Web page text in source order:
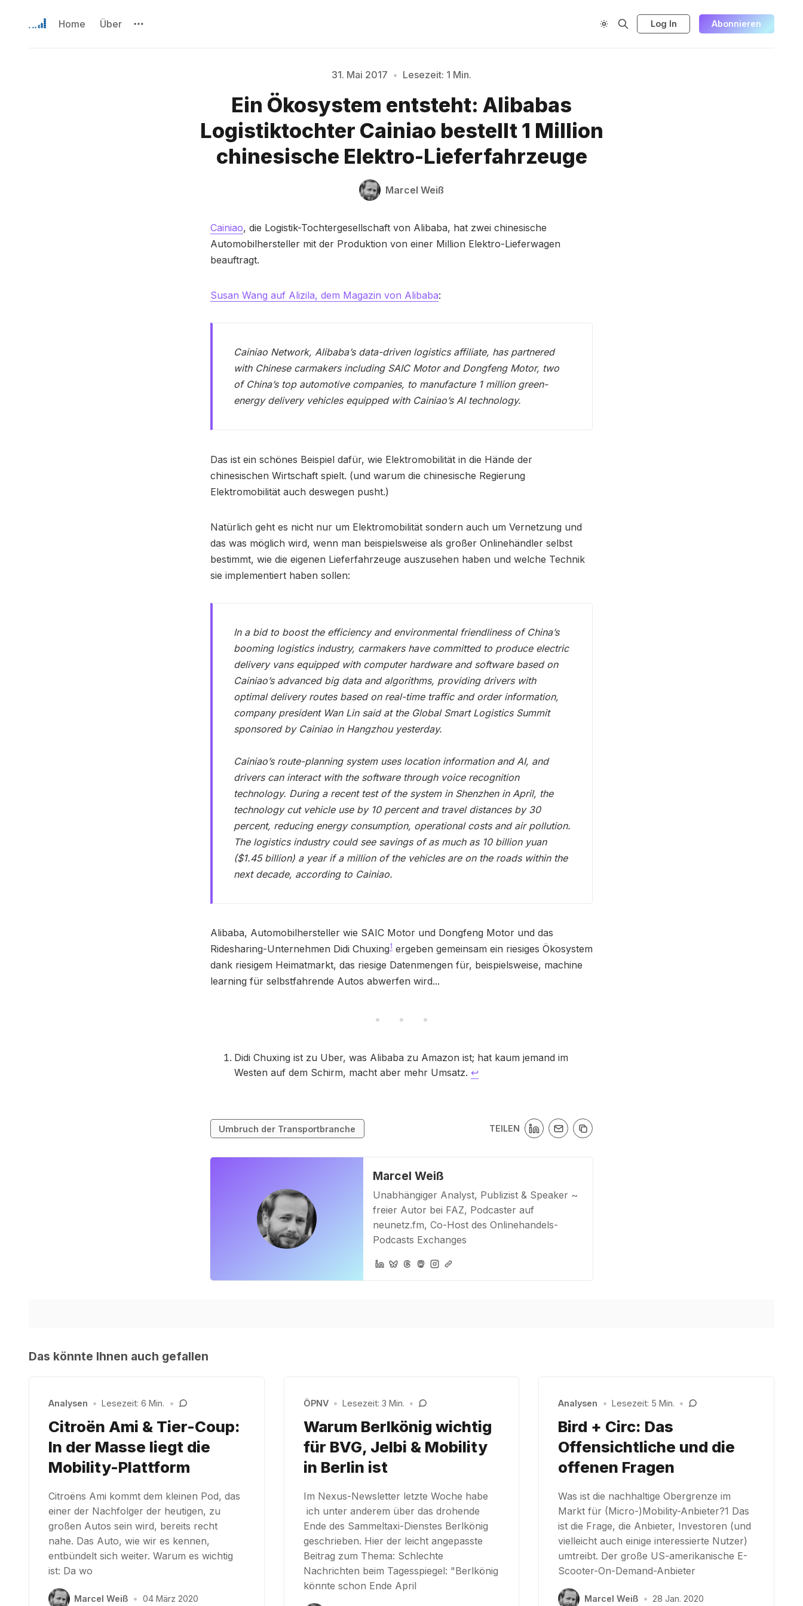
Home Über Log In Abonnieren
Bitte geben Sie mindestens 3 Zeichen ein
31. Mai 2017 • Lesezeit: 1 Min.
Ein Ökosystem entsteht: Alibabas
Logistiktochter Cainiao bestellt 1 Million
chinesische Elektro-Lieferfahrzeuge
Marcel Weiß
Cainiao, die Logistik-Tochtergesellschaft von Alibaba, hat zwei chinesische
Automobilhersteller mit der Produktion von einer Million Elektro-Lieferwagen
beauftragt.
Susan Wang auf Alizila, dem Magazin von Alibaba:
Cainiao Network, Alibaba’s data-driven logistics affiliate, has partnered
with Chinese carmakers including SAIC Motor and Dongfeng Motor, two
of China’s top automotive companies, to manufacture 1 million green-
energy delivery vehicles equipped with Cainiao’s AI technology.
Das ist ein schönes Beispiel dafür, wie Elektromobilität in die Hände der
chinesischen Wirtschaft spielt. (und warum die chinesische Regierung
Elektromobilität auch deswegen pusht.)
Natürlich geht es nicht nur um Elektromobilität sondern auch um Vernetzung und
das was möglich wird, wenn man beispielsweise als großer Onlinehändler selbst
bestimmt, wie die eigenen Lieferfahrzeuge auszusehen haben und welche Technik
sie implementiert haben sollen:
In a bid to boost the efficiency and environmental friendliness of China’s
booming logistics industry, carmakers have committed to produce electric
delivery vans equipped with computer hardware and software based on
Cainiao’s advanced big data and algorithms, providing drivers with
optimal delivery routes based on real-time traffic and order information,
company president Wan Lin said at the Global Smart Logistics Summit
sponsored by Cainiao in Hangzhou yesterday.
Cainiao’s route-planning system uses location information and AI, and
drivers can interact with the software through voice recognition
technology. During a recent test of the system in Shenzhen in April, the
technology cut vehicle use by 10 percent and travel distances by 30
percent, reducing energy consumption, operational costs and air pollution.
The logistics industry could see savings of as much as 10 billion yuan
($1.45 billion) a year if a million of the vehicles are on the roads within the
next decade, according to Cainiao.
Alibaba, Automobilhersteller wie SAIC Motor und Dongfeng Motor und das
Ridesharing-Unternehmen Didi Chuxing1 ergeben gemeinsam ein riesiges Ökosystem
dank riesigem Heimatmarkt, das riesige Datenmengen für, beispielsweise, machine
learning für selbstfahrende Autos abwerfen wird...
Didi Chuxing ist zu Uber, was Alibaba zu Amazon ist; hat kaum jemand im
Westen auf dem Schirm, macht aber mehr Umsatz. ↩
Umbruch der Transportbranche TEILEN
Marcel Weiß
Unabhängiger Analyst, Publizist & Speaker ~
freier Autor bei FAZ, Podcaster auf
neunetz.fm, Co-Host des Onlinehandels-
Podcasts Exchanges
Das könnte Ihnen auch gefallen
Analysen • Lesezeit: 6 Min. •
Citroën Ami & Tier-Coup:
In der Masse liegt die
Mobility-Plattform
Citroëns Ami kommt dem kleinen Pod, das
einer der Nachfolger der heutigen, zu
großen Autos sein wird, bereits recht
nahe. Das Auto, wie wir es kennen,
entbündelt sich weiter. Warum es wichtig
ist: Da wo
Marcel Weiß • 04 März 2020
ÖPNV • Lesezeit: 3 Min. •
Warum Berlkönig wichtig
für BVG, Jelbi & Mobility
in Berlin ist
Im Nexus-Newsletter letzte Woche habe
ich unter anderem über das drohende
Ende des Sammeltaxi-Dienstes Berlkönig
geschrieben. Hier der leicht angepasste
Beitrag zum Thema: Schlechte
Nachrichten beim Tagesspiegel: "Berlkönig
könnte schon Ende April
Analysen • Lesezeit: 5 Min. •
Bird + Circ: Das
Offensichtliche und die
offenen Fragen
Was ist die nachhaltige Obergrenze im
Markt für (Micro-)Mobility-Anbieter?1 Das
ist die Frage, die Anbieter, Investoren (und
vielleicht auch einige interessierte Nutzer)
umtreibt. Der große US-amerikanische E-
Scooter-On-Demand-Anbieter
Marcel Weiß • 28 Jan. 2020